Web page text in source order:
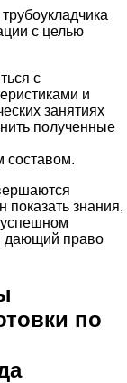
с целью
с
и
занятиях
полученные
составом.
показать знания,
дающий право
по